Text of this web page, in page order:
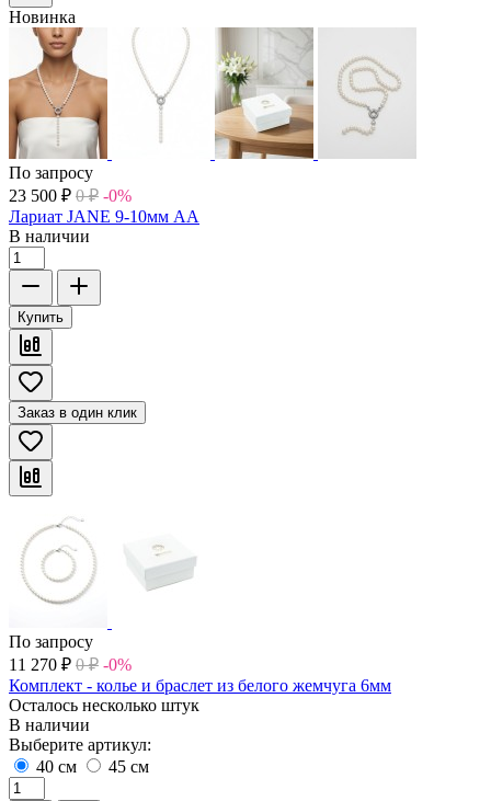
Новинка
По запросу
23 500 ₽ 0 ₽ -0%
Лариат JANE 9-10мм АА
В наличии
Купить
Заказ в один клик
По запросу
11 270 ₽ 0 ₽ -0%
Комплект - колье и браслет из белого жемчуга 6мм
Осталось несколько штук
В наличии
Выберите артикул:
40 см
45 см